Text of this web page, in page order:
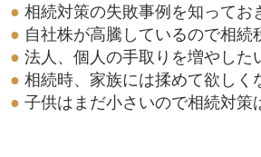
● 相続対策の失敗事例を知ってお
● 自社株が高騰しているので相続
● 法人、個人の手取りを増やした
● 相続時、家族には揉めて欲しく
● 子供はまだ小さいので相続対策